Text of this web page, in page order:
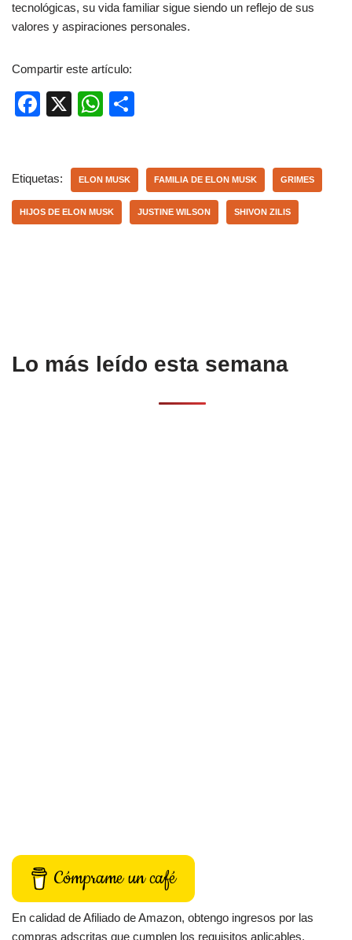
tecnológicas, su vida familiar sigue siendo un reflejo de sus
valores y aspiraciones personales.
Compartir este artículo:
F
e
b
o
X
W
s
A
p
p
ar
tir
Etiquetas: ELON MUSK FAMILIA DE ELON MUSK GRIMES
HIJOS DE ELON MUSK JUSTINE WILSON SHIVON ZILIS
Lo más leído esta semana
Cómprame un café
En calidad de Afiliado de Amazon, obtengo ingresos por las
compras adscritas que cumplen los requisitos aplicables.